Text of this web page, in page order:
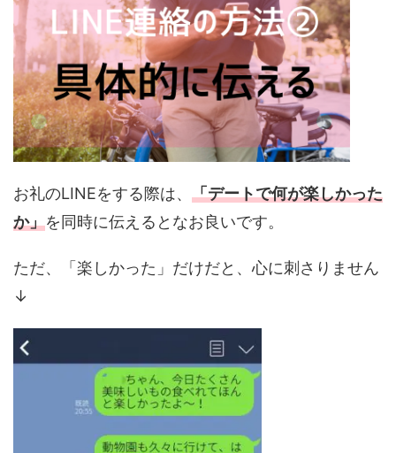
お礼のLINEをする際は、 「デートで何が楽しかった
か」を同時に伝えるとなお良いです。
ただ、「楽しかった」だけだと、心に刺さりません
↓